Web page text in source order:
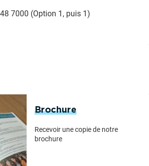
7000 (Option 1, puis 1)
Brochure
Recevoir une copie de notre
brochure